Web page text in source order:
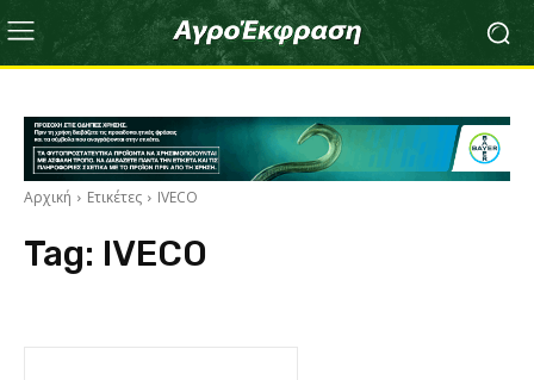
Αρχική Ετικέτες IVECO
Tag: IVECO